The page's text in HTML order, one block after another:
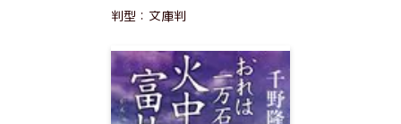
判型：文庫判